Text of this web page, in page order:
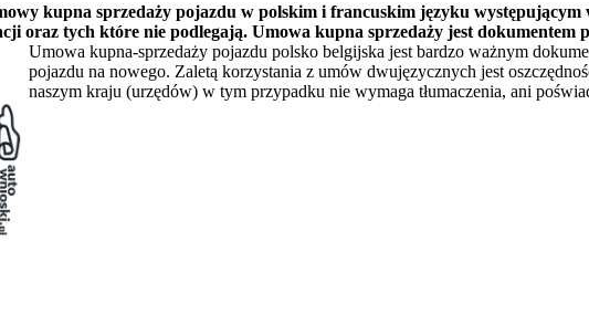
kupna sprzedaży pojazdu w polskim i francuskim języku
oraz tych które nie podlegają. Umowa kupna sprzedaży jest dokumentem
Umowa kupna-sprzedaży pojazdu polsko belgijska jest bardzo ważnym
pojazdu na nowego. Zaletą korzystania z umów dwujęzycznych jest
naszym kraju (urzędów) w tym przypadku nie wymaga tłumaczenia, ani